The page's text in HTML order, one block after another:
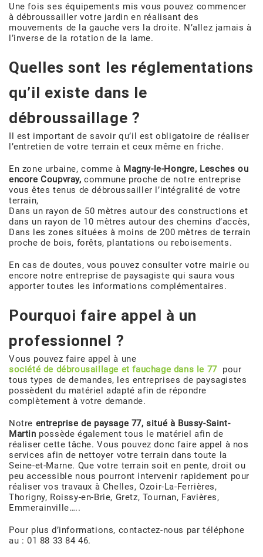
Une fois ses équipements mis vous pouvez commencer
à débroussailler votre jardin en réalisant des
mouvements de la gauche vers la droite. N’allez jamais à
l’inverse de la rotation de la lame.
Quelles sont les réglementations
qu’il existe dans le
débroussaillage ?
Il est important de savoir qu’il est obligatoire de réaliser
l’entretien de votre terrain et ceux même en friche.
En zone urbaine, comme à Magny-le-Hongre, Lesches ou
encore Coupvray, commune proche de notre entreprise
vous êtes tenus de débroussailler l’intégralité de votre
terrain,
Dans un rayon de 50 mètres autour des constructions et
dans un rayon de 10 mètres autour des chemins d’accès,
Dans les zones situées à moins de 200 mètres de terrain
proche de bois, forêts, plantations ou reboisements.
En cas de doutes, vous pouvez consulter votre mairie ou
encore notre entreprise de paysagiste qui saura vous
apporter toutes les informations complémentaires.
Pourquoi faire appel à un
professionnel ?
Vous pouvez faire appel à une
société de débrousaillage et fauchage dans le 77pour
tous types de demandes, les entreprises de paysagistes
possèdent du matériel adapté afin de répondre
complètement à votre demande.
Notre entreprise de paysage 77, situé à Bussy-Saint-
Martin possède également tous le matériel afin de
réaliser cette tâche. Vous pouvez donc faire appel à nos
services afin de nettoyer votre terrain dans toute la
Seine-et-Marne. Que votre terrain soit en pente, droit ou
peu accessible nous pourront intervenir rapidement pour
réaliser vos travaux à Chelles, Ozoir-La-Ferrières,
Thorigny, Roissy-en-Brie, Gretz, Tournan, Favières,
Emmerainville…..
Pour plus d’informations, contactez-nous par téléphone
au : 01 88 33 84 46.